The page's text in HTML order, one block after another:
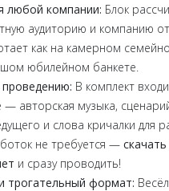
любой компании: Блок
аудиторию и компанию
как на камерном
юбилейном банкете.
В комплект
авторская музыка,
и слова кричалки для
не требуется —
и сразу проводить!
трогательный формат: